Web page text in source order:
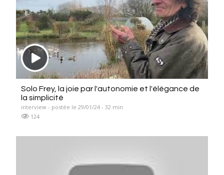
Solo Frey, la joie par l'autonomie et l'élégance de
la simplicité
interview - postée le 29/01/24 - 32 min
124